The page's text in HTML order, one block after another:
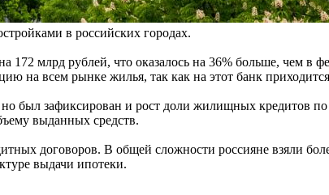
в российских городах.
млрд рублей, что оказалось на 36% больше, чем в
на всем рынке жилья, так как на этот банк
был зафиксирован и рост доли жилищных кредитов
выданных средств.
договоров. В общей сложности россияне взяли
выдачи ипотеки.